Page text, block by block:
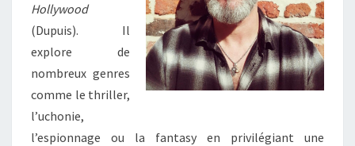
Hollywood
(Dupuis). Il
explore de
nombreux genres
comme le thriller,
l’uchonie,
l’espionnage ou la fantasy en privilégiant une